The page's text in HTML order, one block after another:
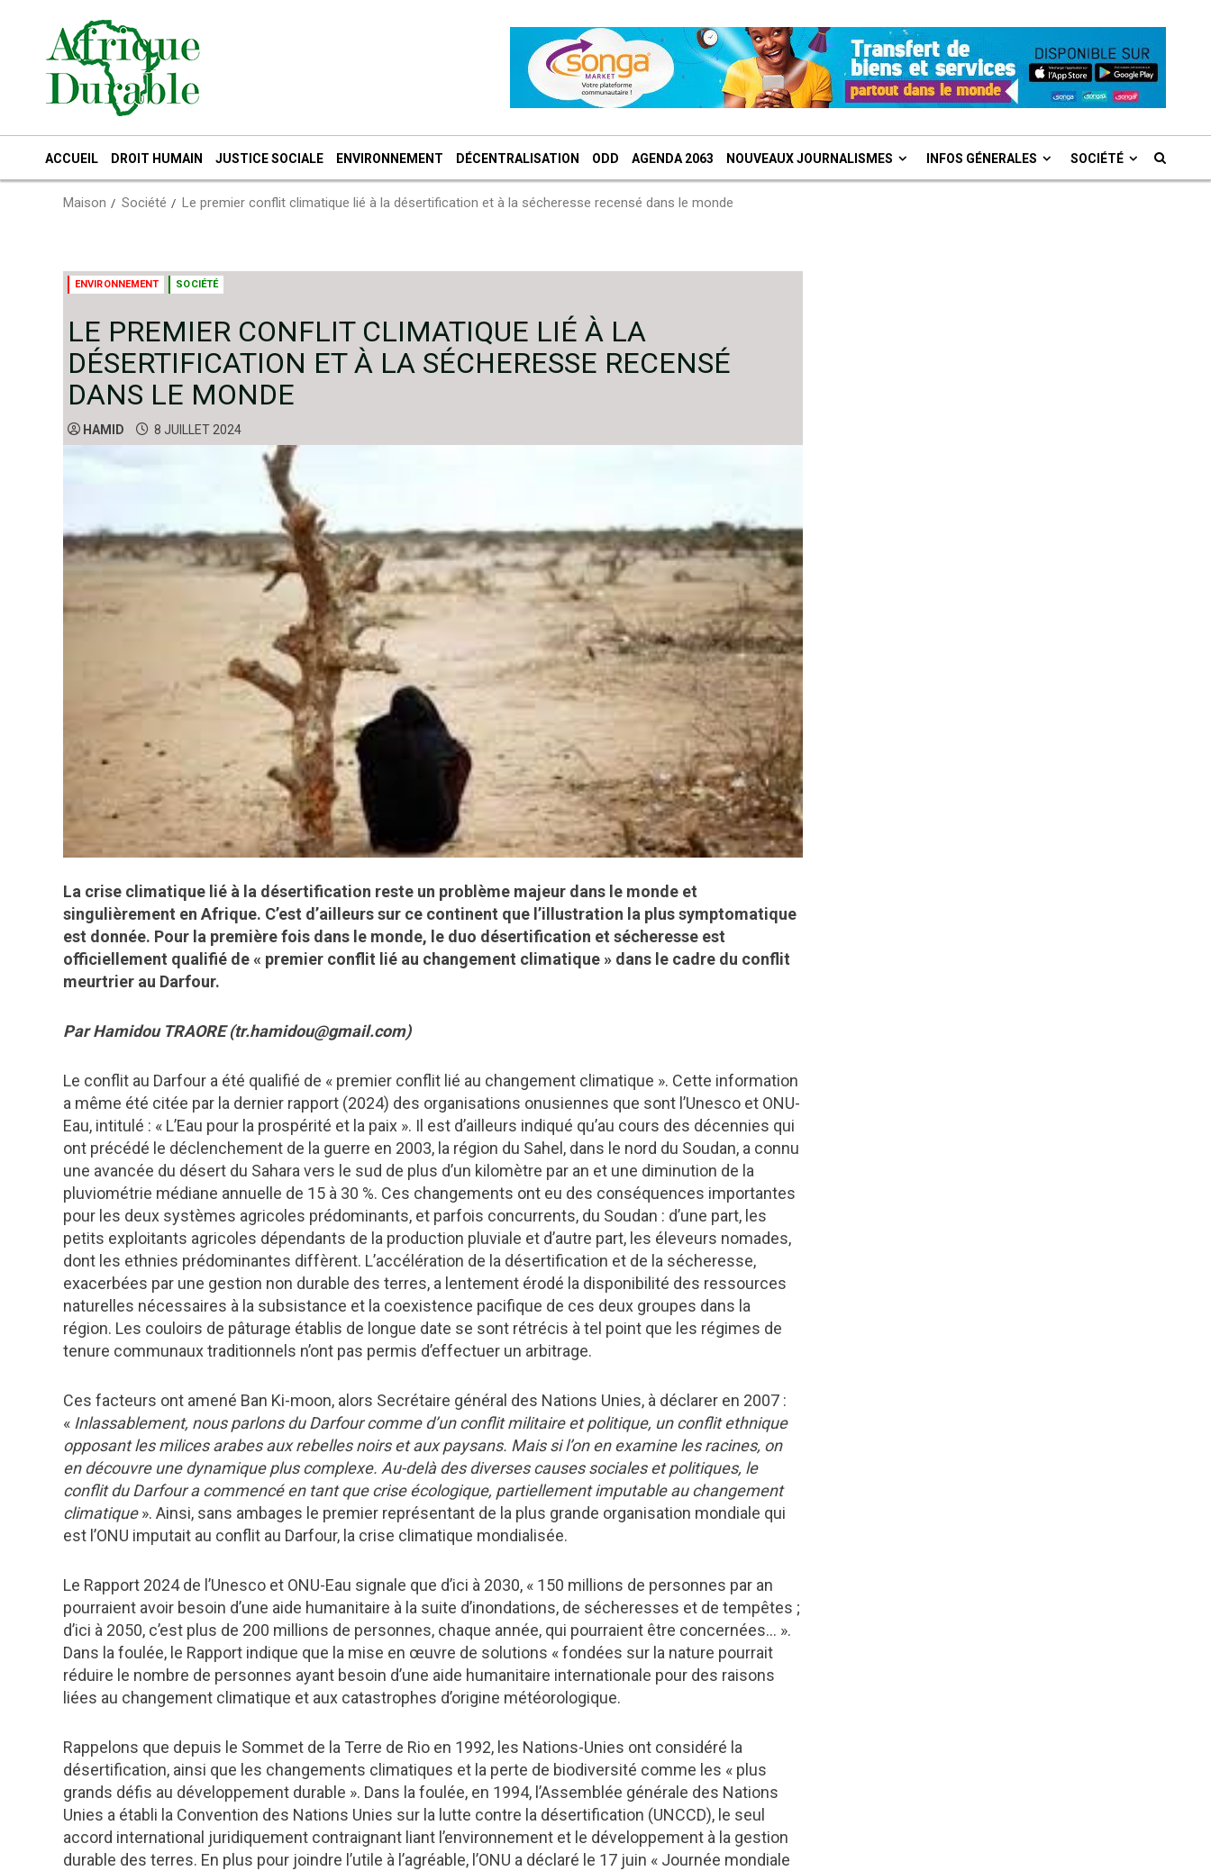
ACCUEIL DROIT HUMAIN JUSTICE SOCIALE ENVIRONNEMENT DÉCENTRALISATION ODD AGENDA 2063 NOUVEAUX JOURNALISMES INFOS GÉNERALES SOCIÉTÉ
Maison Société Le premier conflit climatique lié à la désertification et à la sécheresse recensé dans le monde
ENVIRONNEMENT SOCIÉTÉ
LE PREMIER CONFLIT CLIMATIQUE LIÉ À LA
DÉSERTIFICATION ET À LA SÉCHERESSE RECENSÉ
DANS LE MONDE
HAMID 8 JUILLET 2024
La crise climatique lié à la désertification reste un problème majeur dans le monde et
singulièrement en Afrique. C’est d’ailleurs sur ce continent que l’illustration la plus symptomatique
est donnée. Pour la première fois dans le monde, le duo désertification et sécheresse est
officiellement qualifié de « premier conflit lié au changement climatique » dans le cadre du conflit
meurtrier au Darfour.
Par Hamidou TRAORE (tr.hamidou@gmail.com)
Le conflit au Darfour a été qualifié de « premier conflit lié au changement climatique ». Cette information
a même été citée par la dernier rapport (2024) des organisations onusiennes que sont l’Unesco et ONU-
Eau, intitulé : « L’Eau pour la prospérité et la paix ». Il est d’ailleurs indiqué qu’au cours des décennies qui
ont précédé le déclenchement de la guerre en 2003, la région du Sahel, dans le nord du Soudan, a connu
une avancée du désert du Sahara vers le sud de plus d’un kilomètre par an et une diminution de la
pluviométrie médiane annuelle de 15 à 30 %. Ces changements ont eu des conséquences importantes
pour les deux systèmes agricoles prédominants, et parfois concurrents, du Soudan : d’une part, les
petits exploitants agricoles dépendants de la production pluviale et d’autre part, les éleveurs nomades,
dont les ethnies prédominantes diffèrent. L’accélération de la désertification et de la sécheresse,
exacerbées par une gestion non durable des terres, a lentement érodé la disponibilité des ressources
naturelles nécessaires à la subsistance et la coexistence pacifique de ces deux groupes dans la
région. Les couloirs de pâturage établis de longue date se sont rétrécis à tel point que les régimes de
tenure communaux traditionnels n’ont pas permis d’effectuer un arbitrage.
Ces facteurs ont amené Ban Ki-moon, alors Secrétaire général des Nations Unies, à déclarer en 2007 :
« Inlassablement, nous parlons du Darfour comme d’un conflit militaire et politique, un conflit ethnique
opposant les milices arabes aux rebelles noirs et aux paysans. Mais si l’on en examine les racines, on
en découvre une dynamique plus complexe. Au-delà des diverses causes sociales et politiques, le
conflit du Darfour a commencé en tant que crise écologique, partiellement imputable au changement
climatique». Ainsi, sans ambages le premier représentant de la plus grande organisation mondiale qui
est l’ONU imputait au conflit au Darfour, la crise climatique mondialisée.
Le Rapport 2024 de l’Unesco et ONU-Eau signale que d’ici à 2030, « 150 millions de personnes par an
pourraient avoir besoin d’une aide humanitaire à la suite d’inondations, de sécheresses et de tempêtes ;
d’ici à 2050, c’est plus de 200 millions de personnes, chaque année, qui pourraient être concernées… ».
Dans la foulée, le Rapport indique que la mise en œuvre de solutions « fondées sur la nature pourrait
réduire le nombre de personnes ayant besoin d’une aide humanitaire internationale pour des raisons
liées au changement climatique et aux catastrophes d’origine météorologique.
Rappelons que depuis le Sommet de la Terre de Rio en 1992, les Nations-Unies ont considéré la
désertification, ainsi que les changements climatiques et la perte de biodiversité comme les « plus
grands défis au développement durable ». Dans la foulée, en 1994, l’Assemblée générale des Nations
Unies a établi la Convention des Nations Unies sur la lutte contre la désertification (UNCCD), le seul
accord international juridiquement contraignant liant l’environnement et le développement à la gestion
durable des terres. En plus pour joindre l’utile à l’agréable, l’ONU a déclaré le 17 juin « Journée mondiale